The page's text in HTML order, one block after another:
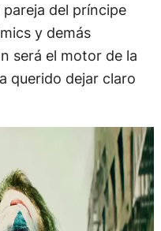
pareja del príncipe
y demás
será el motor de la
querido dejar claro